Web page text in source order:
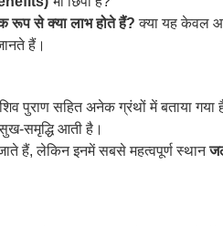
रूप से क्या लाभ होते हैं? क्या यह केवल
हैं।
पुराण सहित अनेक ग्रंथों में बताया
समृद्धि आती है।
हैं, लेकिन इनमें सबसे महत्वपूर्ण स्थान